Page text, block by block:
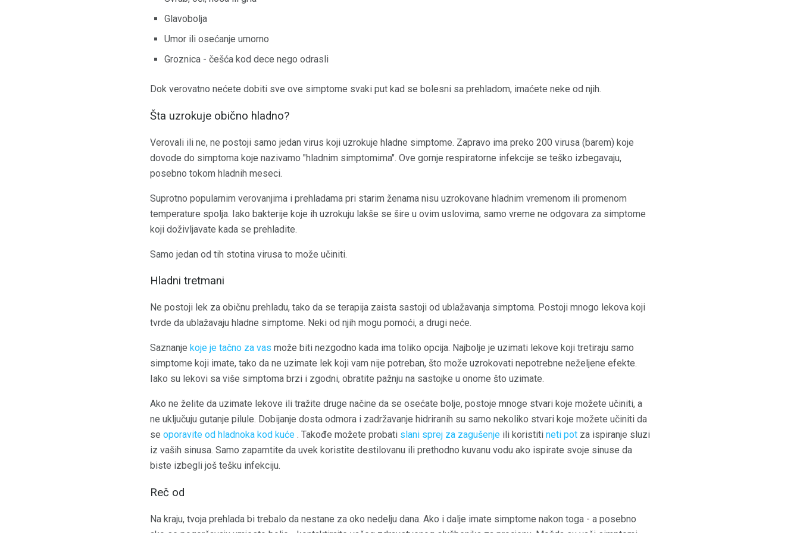
Glavobolja
Umor ili osećanje umorno
Groznica - češća kod dece nego odrasli
Dok verovatno nećete dobiti sve ove simptome svaki put kad se bolesni sa prehladom, imaćete neke od njih.
Šta uzrokuje obično hladno?
Verovali ili ne, ne postoji samo jedan virus koji uzrokuje hladne simptome. Zapravo ima preko 200 virusa (barem) koje
dovode do simptoma koje nazivamo "hladnim simptomima". Ove gornje respiratorne infekcije se teško izbegavaju,
posebno tokom hladnih meseci.
Suprotno popularnim verovanjima i prehladama pri starim ženama nisu uzrokovane hladnim vremenom ili promenom
temperature spolja. Iako bakterije koje ih uzrokuju lakše se šire u ovim uslovima, samo vreme ne odgovara za simptome
koji doživljavate kada se prehladite.
Samo jedan od tih stotina virusa to može učiniti.
Hladni tretmani
Ne postoji lek za običnu prehladu, tako da se terapija zaista sastoji od ublažavanja simptoma. Postoji mnogo lekova koji
tvrde da ublažavaju hladne simptome. Neki od njih mogu pomoći, a drugi neće.
Saznanje koje je tačno za vas može biti nezgodno kada ima toliko opcija. Najbolje je uzimati lekove koji tretiraju samo
simptome koji imate, tako da ne uzimate lek koji vam nije potreban, što može uzrokovati nepotrebne neželjene efekte.
Iako su lekovi sa više simptoma brzi i zgodni, obratite pažnju na sastojke u onome što uzimate.
Ako ne želite da uzimate lekove ili tražite druge načine da se osećate bolje, postoje mnoge stvari koje možete učiniti, a
ne uključuju gutanje pilule. Dobijanje dosta odmora i zadržavanje hidriranih su samo nekoliko stvari koje možete učiniti da
se oporavite od hladnoka kod kuće . Takođe možete probati slani sprej za zagušenje ili koristiti neti pot za ispiranje sluzi
iz vaših sinusa. Samo zapamtite da uvek koristite destilovanu ili prethodno kuvanu vodu ako ispirate svoje sinuse da
biste izbegli još tešku infekciju.
Reč od
Na kraju, tvoja prehlada bi trebalo da nestane za oko nedelju dana. Ako i dalje imate simptome nakon toga - a posebno